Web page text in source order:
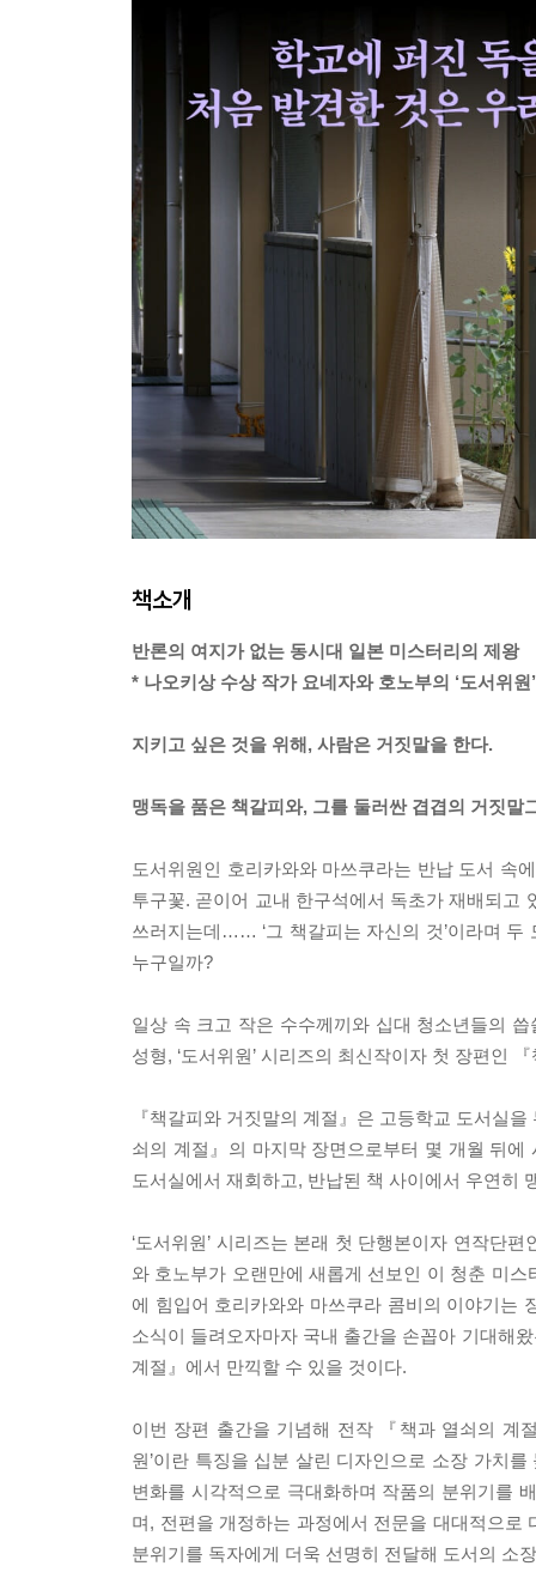
책소개
반론의 여지가 없는 동시대 일본 미스터리의 제왕
* 나오키상 수상 작가 요네자와 호노부의 ‘도서위원
지키고 싶은 것을 위해, 사람은 거짓말을 한다.
맹독을 품은 책갈피와, 그를 둘러싼 겹겹의 거짓
도서위원인 호리카와와 마쓰쿠라는 반납 도서 속
투구꽃. 곧이어 교내 한구석에서 독초가 재배되고
쓰러지는데…… ‘그 책갈피는 자신의 것’이라며 두
누구일까?
일상 속 크고 작은 수수께끼와 십대 청소년들의
성형, ‘도서위원’ 시리즈의 최신작이자 첫 장편인
『책갈피와 거짓말의 계절』은 고등학교 도서실
쇠의 계절』의 마지막 장면으로부터 몇 개월 뒤
도서실에서 재회하고, 반납된 책 사이에서 우연히
‘도서위원’ 시리즈는 본래 첫 단행본이자 연작단
와 호노부가 오랜만에 새롭게 선보인 이 청춘 미
에 힘입어 호리카와와 마쓰쿠라 콤비의 이야기는
소식이 들려오자마자 국내 출간을 손꼽아 기대해
계절』에서 만끽할 수 있을 것이다.
이번 장편 출간을 기념해 전작 『책과 열쇠의 계
원’이란 특징을 십분 살린 디자인으로 소장 가치
변화를 시각적으로 극대화하며 작품의 분위기를
며, 전편을 개정하는 과정에서 전문을 대대적으
분위기를 독자에게 더욱 선명히 전달해 도서의 소